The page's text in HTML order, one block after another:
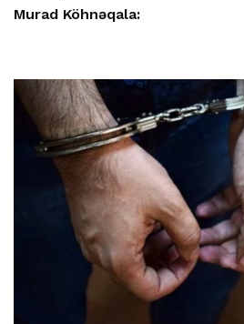
Murad Köhnəqala: